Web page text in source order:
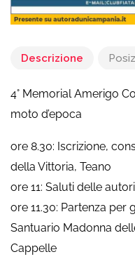
Descrizione
4° Memorial Amerigo
moto d’epoca
ore 8.30: Iscrizione,
della Vittoria, Teano
ore 11: Saluti delle
ore 11.30: Partenza
Santuario Madonna
Cappelle